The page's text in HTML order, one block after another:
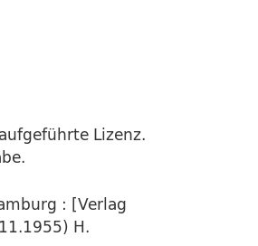
Lizenz.
: [Verlag
H.